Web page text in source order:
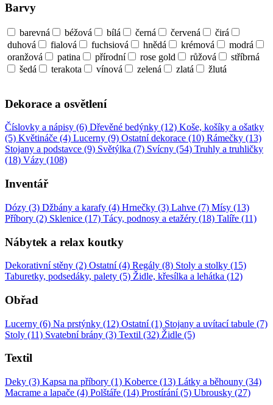
Barvy
barevná béžová bílá černá červená
čirá
duhová
fialová fuchsiová hnědá krémová
modrá
oranžová
patina přírodní rose gold růžová
stříbrná
šedá
terakota vínová zelená zlatá žlutá
Dekorace a osvětlení
Číslovky a nápisy (6) Dřevěné bedýnky (12) Koše, košíky a ošatky
(5) Květináče (4) Lucerny (9) Ostatní dekorace (10) Rámečky (13)
Stojany a podstavce (9) Světýlka (7) Svícny (54) Truhly a truhličky
(18) Vázy (108)
Inventář
Dózy (3) Džbány a karafy (4) Hrnečky (3) Lahve (7) Mísy (13)
Příbory (2) Sklenice (17) Tácy, podnosy a etažéry (18) Talíře (11)
Nábytek a relax koutky
Dekorativní stěny (2) Ostatní (4) Regály (8) Stoly a stolky (15)
Taburetky, podsedáky, palety (5) Židle, křesílka a lehátka (12)
Obřad
Lucerny (6) Na prstýnky (12) Ostatní (1) Stojany a uvítací tabule (7)
Stoly (11) Svatební brány (3) Textil (32) Židle (5)
Textil
Deky (3) Kapsa na příbory (1) Koberce (13) Látky a běhouny (34)
Macrame a lapače (4) Polštáře (14) Prostírání (5) Ubrousky (27)